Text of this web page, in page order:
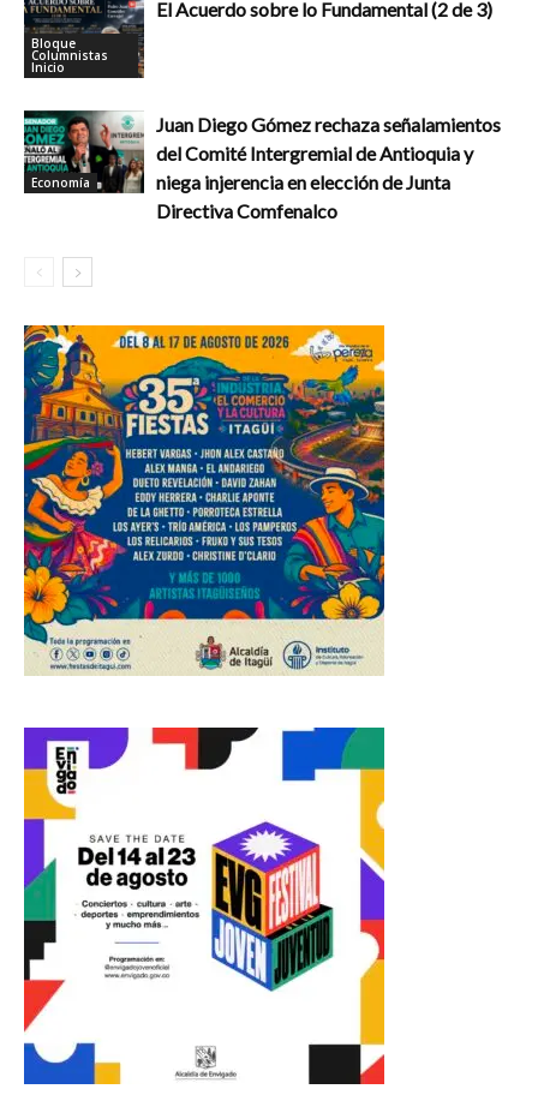
Bloque
Columnistas
Inicio
El Acuerdo sobre lo Fundamental (2 de 3)
Economía
Juan Diego Gómez rechaza señalamientos
del Comité Intergremial de Antioquia y
niega injerencia en elección de Junta
Directiva Comfenalco